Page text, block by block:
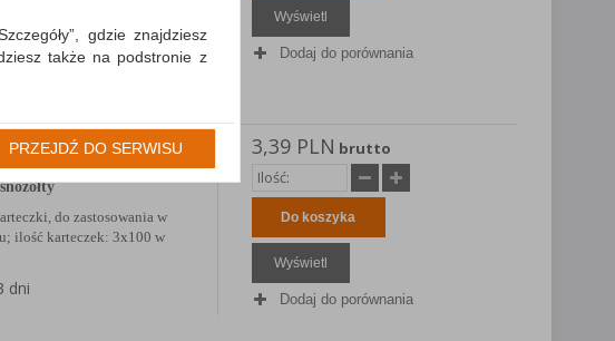
dni
Wyświetl
Dodaj do porównania
samoprzylepny Q-
38x51mm, 3x100
do zastosowania w
ilość karteczek: 3x100 w
dni
3,39 PLN brutto
Do koszyka
Wyświetl
Dodaj do porównania
gdzie znajdziesz
także na podstronie z
realizację Umowy z
a w szczególności np.
Państwu prawidłowych
wcześniejsza zgoda
wycofać.
PRZEJDŹ DO SERWISU